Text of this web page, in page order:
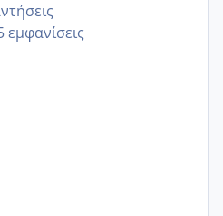
δεν φαίνεται να
εμφανίσεις